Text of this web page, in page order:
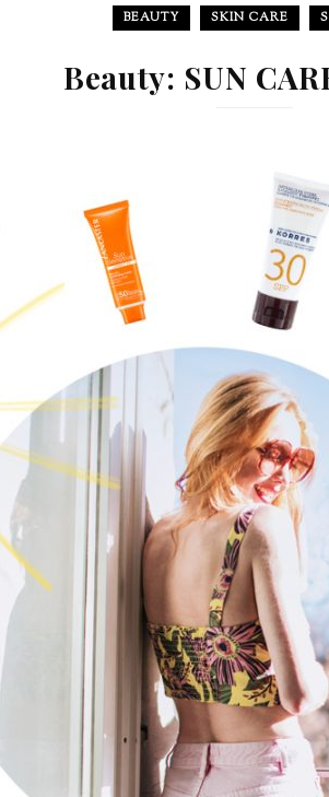
BEAUTY SKIN CARE
Beauty: SUN